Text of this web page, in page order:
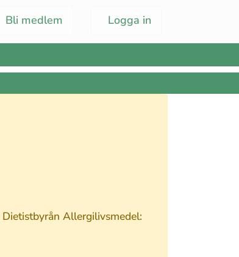
Logga in
Bli medlem
Allergilivsmedel: